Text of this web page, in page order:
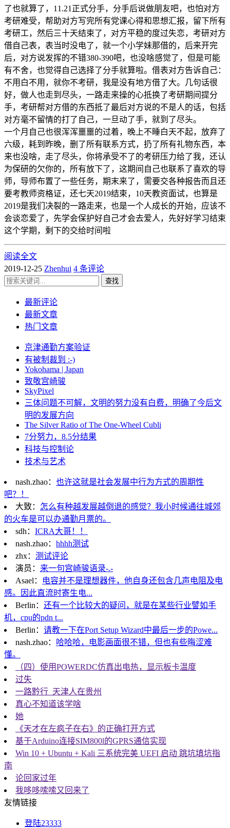
了也就算了，11.21正式分手，分手后说做朋友吧，也怕对方
考研难受，帮助对方写完所有党课心得和思想汇报，留下所有
考研工，然后三十天结束了，对方平稳的度过失恋，考研对方
借自己表，表当时没电了，就一个小学妹那借的，后来开完
后，对方说发挥的不错380-390吧，也没啥感觉了，但是可能
有不舍，也觉得自己选择了分手就算啦。借表对方告诉自己：
不用白不用，就你不考研，我是没有地方借了大。几句话很
好，做人也走到尽头，一路走来操的心抵换了考研期间提分
手，考研帮对方借的东西抵了最后对方说的不是人的话，包括
对方毫不留情的打了自己，一旦动了手，就到了尽头。
一个月自己也很浑浑噩噩的过着，晚上不睡白天不起，放弃了
六级，耗到昨晚，删了所有联系方式，扔了所有礼物东西，本
来也没啥，走了尽头，你将承受不了的考研压力给了我，还认
为保研的欠你的，所有放下了，这期间自己也联系了喜欢的导
师，导师布置了一些任务，期末来了，需要交各种报告而且还
要考教师资格证，还七天2019结束，10天教资面试，也算是
2019是我们决裂的一路走来，也是一个人成长的开始，应该不
会谈恋爱了，先学会保护好自己才会去爱人，先好好学习结束
这个学期，剩下的交给时间啦
阅读全文
2019-12-25 Zhenhui 4 条评论
查找
最新评论
最新文章
热门文章
京津通勤方案验证
有被制裁到 :-)
Yokohama | Japan
致敬宫崎骏
SkyPixel
三体问题不可解，文明的努力没有白费，明确了今后文
明的发展方向
The Silver Ratio of The One-Wheel Cubli
7分努力，8.5分结果
科技与控制论
技术与艺术
nash.zhao： 也许这就是社会发展中行为方式的周期性
吧？！
大致： 怎么有种越发展越倒退的感觉？我小时候通往城郊
的火车是可以办通勤月票的。
sdh： ICRA大哥！！
nash.zhao： hhhh测试
zhx： 测试评论
演员： 来一句宫崎骏语录-.-
Asael：
电容并不是理想器件，他自身还包含几声电阻及电
感。因此直流时寄生电...
Berlin： 还有一个比较大的疑问，就是在某些行业譬如手
机，cpu的pdn t...
Berlin： 请教一下在Port Setup Wizard中最后一步的Powe...
nash.zhao： 哈哈哈，电影画面很不错，但也有些晦涩难
懂。
（四）使用POWERDC仿真出电热，显示板卡温度
过失
一路黔行_天津人在贵州
真心不知道该学啥
她
《天才在左疯子在右》的正确打开方式
基于Arduino连接SIM800l的GPRS通信实现
Win 10 + Ubuntu + Kali 三系统完美 UEFI 启动 跳坑填坑指
南
论回家过年
我哆哆嗦嗦又回来了
友情链接
登陆23333